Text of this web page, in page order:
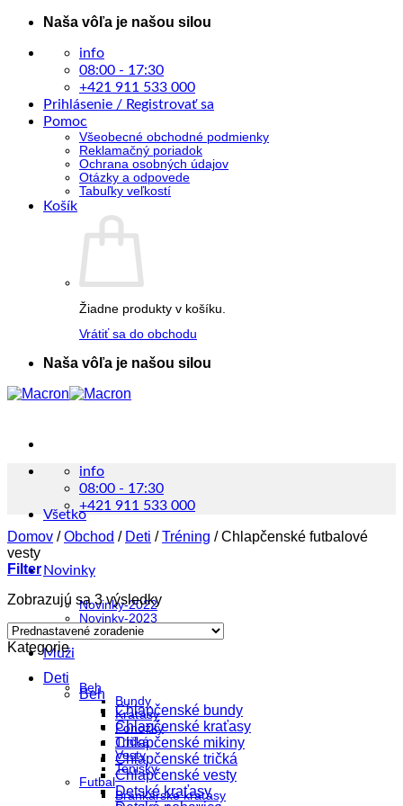
Skip
content
Naša vôľa je našou silou
info
08:00 - 17:30
+421 911 533 000
Prihlásenie / Registrovať sa
Pomoc
Všeobecné obchodné podmienky
Reklamačný poriadok
Ochrana osobných údajov
Otázky a odpovede
Tabuľky veľkostí
Košík
Žiadne produkty v košíku.
Vrátiť sa do obchodu
Naša vôľa je našou silou
Všetko
Novinky
Novinky-2022
Novinky-2023
Muži
Beh
Bundy
Kraťasy
Ponožky
Tričká
Vesty
Tenisky
Futbal
Brankárske kraťasy
info
08:00 - 17:30
+421 911 533 000
Domov / Obchod / Deti / Tréning /Chlapčenské futbalové
vesty
Filter
Zobrazujú sa 3 výsledky
Kategorie
Deti
Beh
Chlapčenské bundy
Chlapčenské kraťasy
Chlapčenské mikiny
Chlapčenské tričká
Chlapčenské vesty
Detské kraťasy